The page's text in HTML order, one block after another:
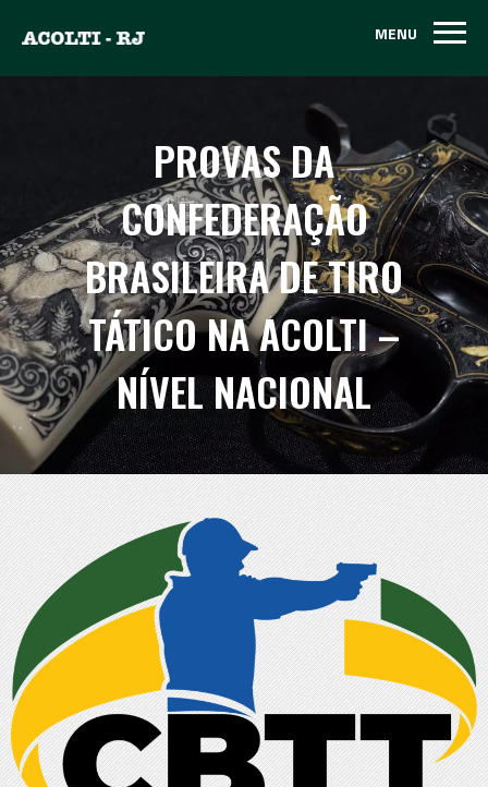
MENU
MENU
PROVAS DA
CONFEDERAÇÃO
BRASILEIRA DE TIRO
TÁTICO NA ACOLTI –
NÍVEL NACIONAL